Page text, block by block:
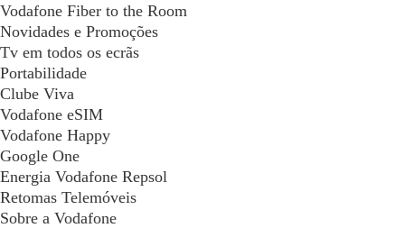
Vodafone Fiber to the Room
Novidades e Promoções
Tv em todos os ecrãs
Portabilidade
Clube Viva
Vodafone eSIM
Vodafone Happy
Google One
Energia Vodafone Repsol
Retomas Telemóveis
Sobre a Vodafone